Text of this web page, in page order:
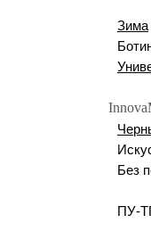
Зима
Без
ПУ-